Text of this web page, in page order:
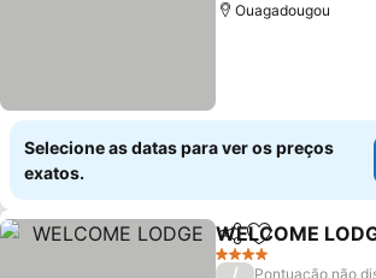
Ouagadougou
Selecione as datas para ver os preços
exatos.
PartilharAdicionar
WELCOME
4 Estrelas
/
Pontuação não